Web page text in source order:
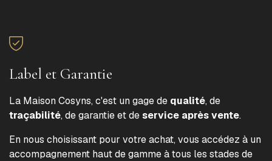
Label et Garantie
La Maison Cosyns, c'est un gage de qualité, de
traçabilité, de garantie et deservice après vente.
En nous choisissant pour votre achat, vous accédez à un
accompagnement haut de gamme à tous les stades de